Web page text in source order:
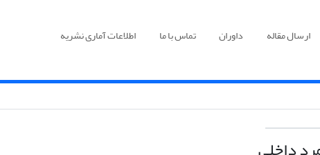
ارسال مقاله داوران تماس با ما اطلاعات آماری نشریه